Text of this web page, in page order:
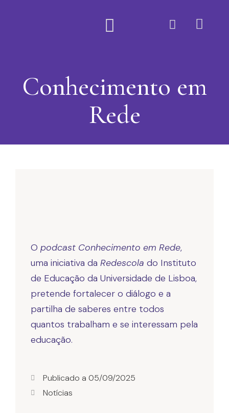
Conhecimento em
Rede
O podcast Conhecimento em Rede,
uma iniciativa da Redescola do Instituto
de Educação da Universidade de Lisboa,
pretende fortalecer o diálogo e a
partilha de saberes entre todos
quantos trabalham e se interessam pela
educação.
Publicado a 05/09/2025
Notícias